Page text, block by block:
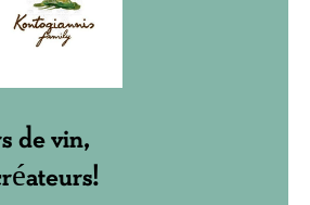
de vin,